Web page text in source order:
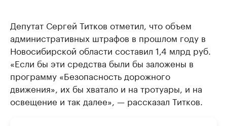
Депутат Сергей Титков отметил, что объем
административных штрафов в прошлом году в
Новосибирской области составил 1,4 млрд руб.
«Если бы эти средства были бы заложены в
программу «Безопасность дорожного
движения», их бы хватало и на тротуары, и на
освещение и так далее», — рассказал Титков.